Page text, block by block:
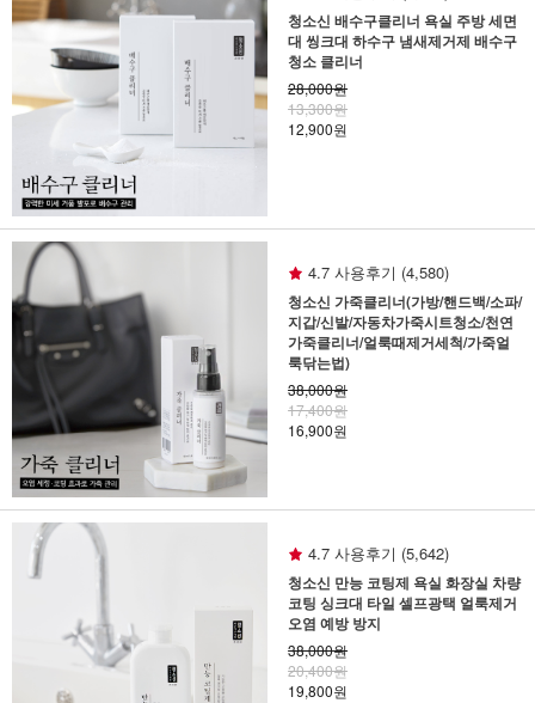
청소신 배수구클리너 욕실 주방 세면
대 씽크대 하수구 냄새제거제 배수구
청소 클리너
28,000원
13,300원
12,900원
4.7 사용후기 (4,580)
청소신 가죽클리너(가방/핸드백/소파/
지갑/신발/자동차가죽시트청소/천연
가죽클리너/얼룩때제거세척/가죽얼
룩닦는법)
38,000원
17,400원
16,900원
4.7 사용후기 (5,642)
청소신 만능 코팅제 욕실 화장실 차량
코팅 싱크대 타일 셀프광택 얼룩제거
오염 예방 방지
38,000원
20,400원
19,800원